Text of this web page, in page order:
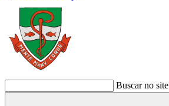
Buscar no site